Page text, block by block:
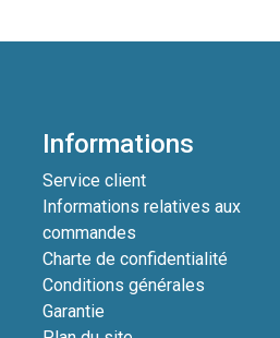
Informations
Service client
Informations relatives aux
commandes
Charte de confidentialité
Conditions générales
Garantie